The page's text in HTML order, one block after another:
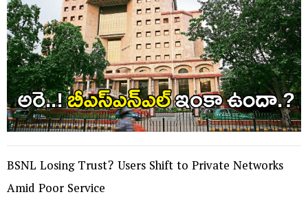
BSNL Losing Trust? Users Shift to Private Networks
Amid Poor Service